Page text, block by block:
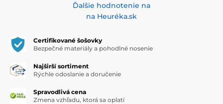
Ďalšie hodnotenie na
na Heuréka.sk
Certifikované šošovky
Bezpečné materiály a pohodlné nosenie
Najširší sortiment
Rýchle odoslanie a doručenie
Spravodlivá cena
Zmena vzhľadu, ktorá sa oplatí